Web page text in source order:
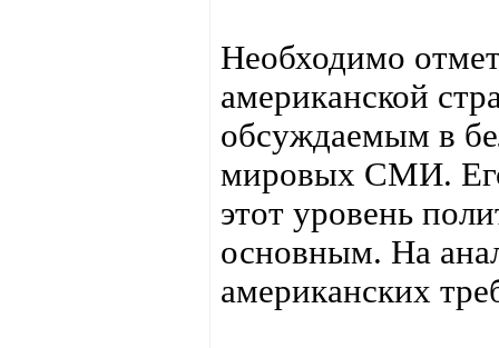
Необходимо
американской
обсуждаемым в
мировых СМИ.
этот уровень
основным. На
американских